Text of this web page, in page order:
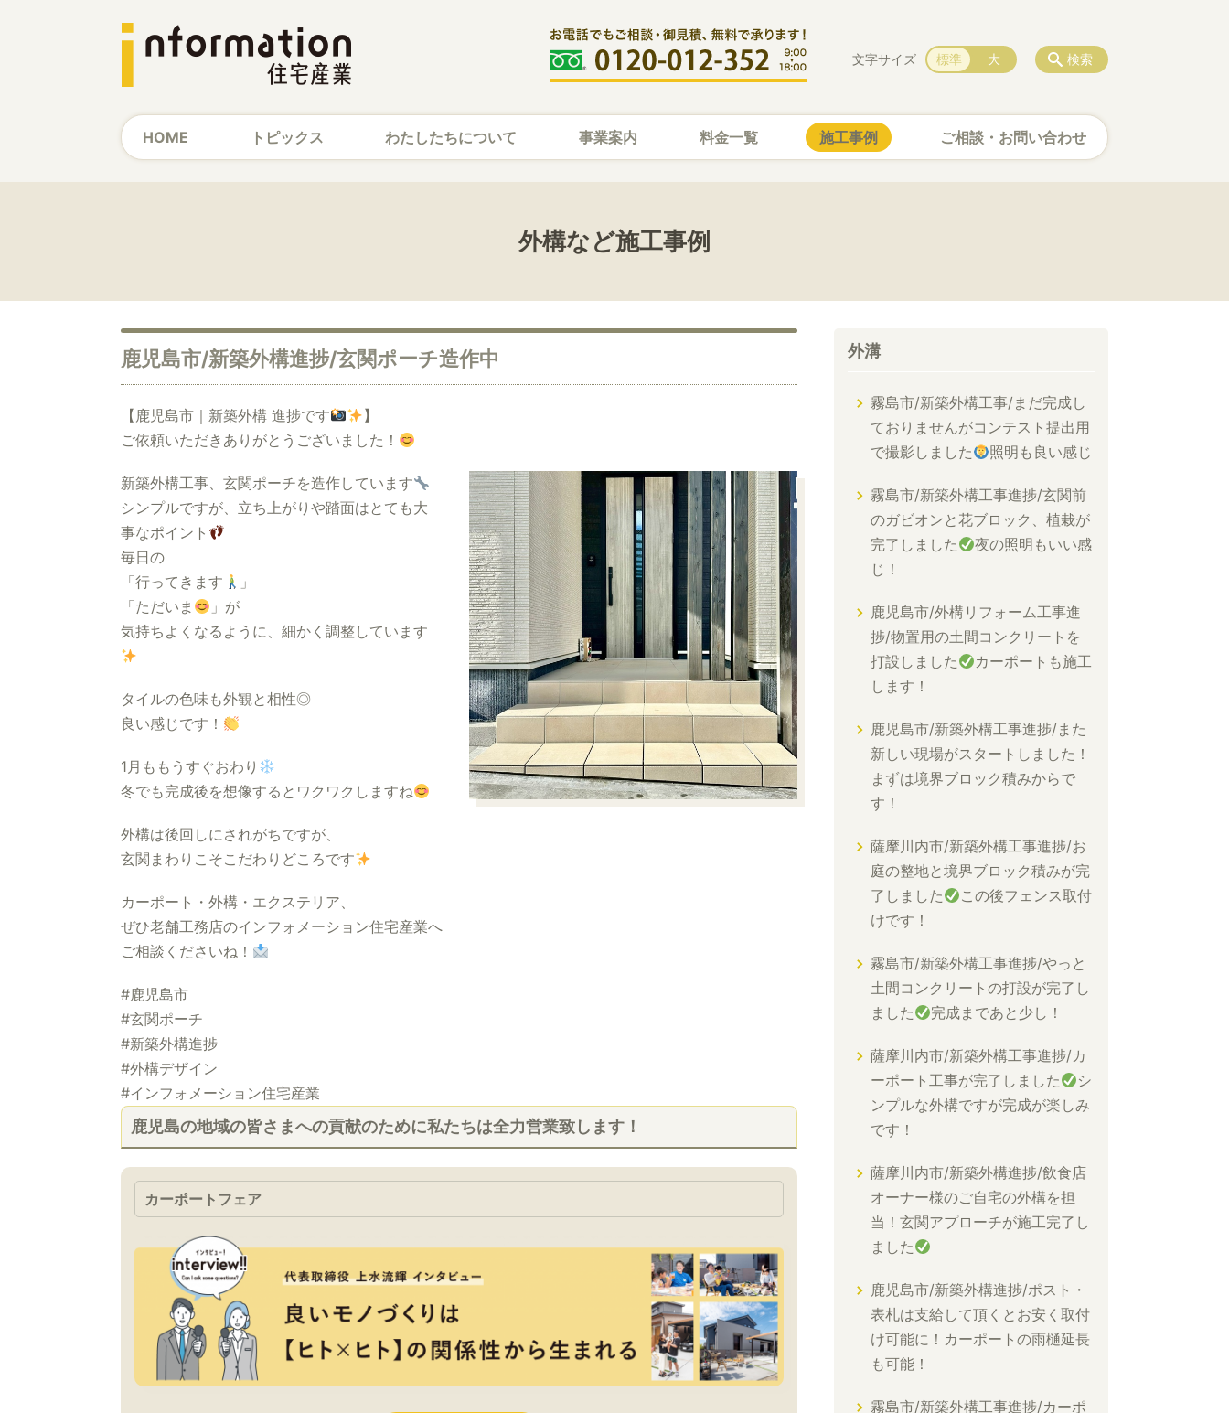
HOME トピックス わたしたちについて 事業案内 料金一覧 施工事例 ご相談・お問い合わせ
検索
文字サイズ 標準 大
外構など施工事例
鹿児島市/新築外構進捗/玄関ポーチ造作中
【鹿児島市｜新築外構 進捗です
】
ご依頼いただきありがとうございました！
新築外構工事、玄関ポーチを造作しています
シンプルですが、立ち上がりや踏面はとても大
事なポイント
毎日の
「行ってきます
」
「ただいま
」が
気持ちよくなるように、細かく調整しています
タイルの色味も外観と相性◎
良い感じです！
1月ももうすぐおわり
冬でも完成後を想像するとワクワクしますね
外構は後回しにされがちですが、
玄関まわりこそこだわりどころです
カーポート・外構・エクステリア、
ぜひ老舗工務店のインフォメーション住宅産業へ
ご相談くださいね！
#鹿児島市
#玄関ポーチ
#新築外構進捗
#外構デザイン
#インフォメーション住宅産業
鹿児島の地域の皆さまへの貢献のために私たちは全力営業致します！
カーポートフェア
外溝
霧島市/新築外構工事/まだ完成し
ておりませんがコンテスト提出用
で撮影しました
照明も良い感じ
霧島市/新築外構工事進捗/玄関前
のガビオンと花ブロック、植栽が
完了しました
夜の照明もいい感
じ！
鹿児島市/外構リフォーム工事進
捗/物置用の土間コンクリートを
打設しました
カーポートも施工
します！
鹿児島市/新築外構工事進捗/また
新しい現場がスタートしました！
まずは境界ブロック積みからで
す！
薩摩川内市/新築外構工事進捗/お
庭の整地と境界ブロック積みが完
了しました
この後フェンス取付
けです！
霧島市/新築外構工事進捗/やっと
土間コンクリートの打設が完了し
ました
完成まであと少し！
薩摩川内市/新築外構工事進捗/カ
ーポート工事が完了しました
シ
ンプルな外構ですが完成が楽しみ
です！
薩摩川内市/新築外構進捗/飲食店
オーナー様のご自宅の外構を担
当！玄関アプローチが施工完了し
ました
鹿児島市/新築外構進捗/ポスト・
表札は支給して頂くとお安く取付
け可能に！カーポートの雨樋延長
も可能！
霧島市/新築外構工事進捗/カーポ